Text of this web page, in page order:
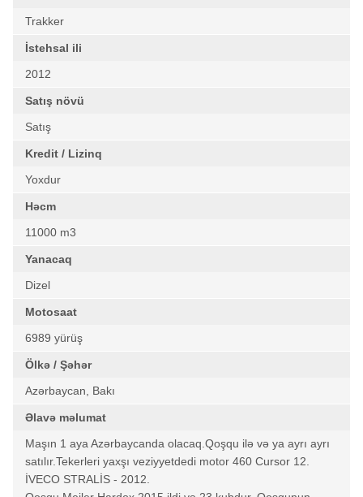
Trakker
İstehsal ili
2012
Satış növü
Satış
Kredit / Lizinq
Yoxdur
Həcm
11000 m3
Yanacaq
Dizel
Motosaat
6989 yürüş
Ölkə / Şəhər
Azərbaycan, Bakı
Əlavə məlumat
Maşın 1 aya Azərbaycanda olacaq.Qoşqu ilə və ya ayrı ayrı
satılır.Tekerleri yaxşı veziyyetdedi motor 460 Cursor 12.
İVECO STRALİS - 2012.